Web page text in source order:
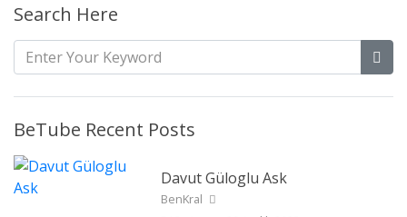
Search Here
BeTube Recent Posts
Davut Güloglu Ask
BenKral